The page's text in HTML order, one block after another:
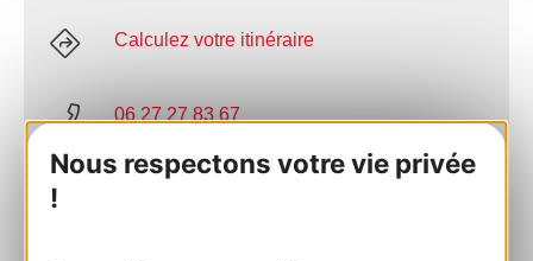
Nous respectons votre vie privée
!
Calculez votre itinéraire
06 27 27 83 67
AJOUTER